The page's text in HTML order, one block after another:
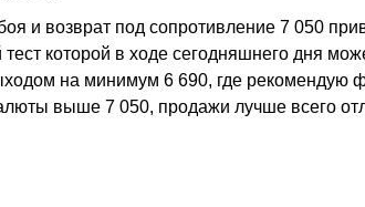
и возврат под сопротивление 7 050
которой в ходе сегодняшнего дня
на минимум 6 690, где рекомендую
выше 7 050, продажи лучше всего